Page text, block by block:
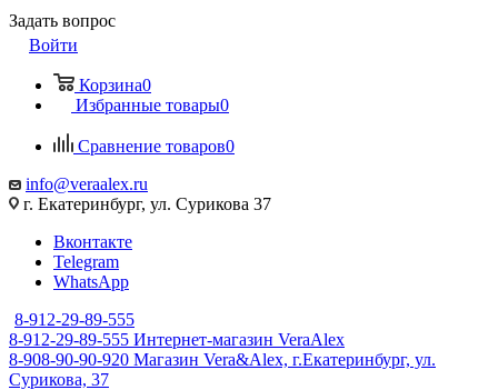
Задать вопрос
Войти
Корзина0
Избранные товары0
Сравнение товаров0
info@veraalex.ru
г. Екатеринбург, ул. Сурикова 37
Вконтакте
Telegram
WhatsApp
8-912-29-89-555
8-912-29-89-555 Интернет-магазин VeraAlex
8-908-90-90-920 Магазин Vera&Alex, г.Екатеринбург, ул.
Сурикова, 37